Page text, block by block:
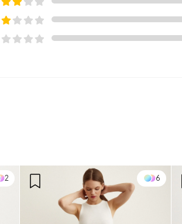
2 6